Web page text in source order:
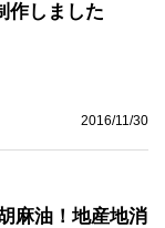
作しました
2016/11/30
麻油！地産地消